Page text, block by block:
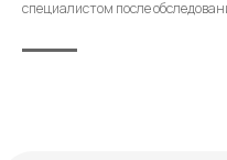
специалистом после